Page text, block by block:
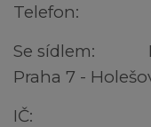
Telefon:
Se sídlem:
Praha 7 -
IČ: